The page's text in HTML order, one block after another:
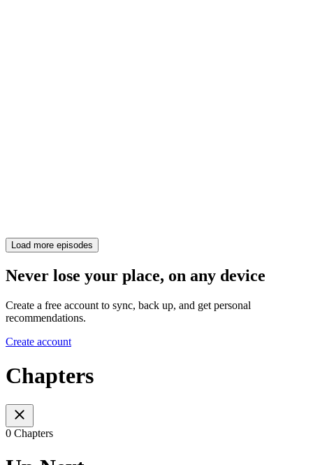
Load more episodes
Never lose your place, on any device
Create a free account to sync, back up, and get personal
recommendations.
Create account
Chapters
0 Chapters